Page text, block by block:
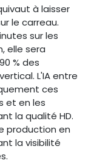
à laisser
le carreau.
sur les
elle sera
% des
L'IA entre
ces
et en les
la qualité HD.
production en
la visibilité